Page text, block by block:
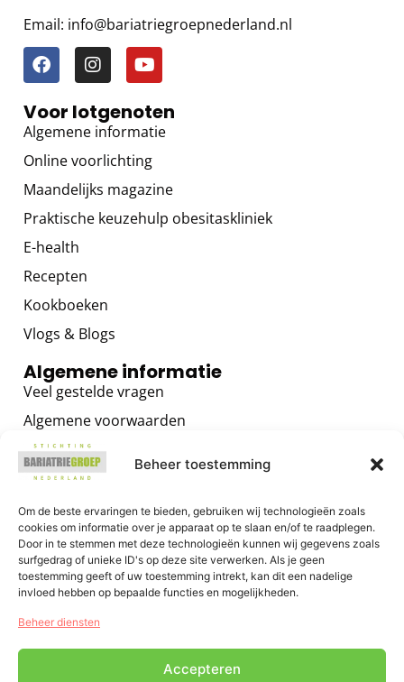
Beheer toestemming
Om de beste ervaringen te bieden, gebruiken wij technologieën zoals
cookies om informatie over je apparaat op te slaan en/of te raadplegen.
Door in te stemmen met deze technologieën kunnen wij gegevens zoals
surfgedrag of unieke ID's op deze site verwerken. Als je geen
toestemming geeft of uw toestemming intrekt, kan dit een nadelige
invloed hebben op bepaalde functies en mogelijkheden.
Beheer diensten
Accepteren
Email: info@bariatriegroepnederland.nl
Voor lotgenoten
Algemene informatie
Online voorlichting
Maandelijks magazine
Praktische keuzehulp obesitaskliniek
E-health
Recepten
Kookboeken
Vlogs & Blogs
Algemene informatie
Veel gestelde vragen
Algemene voorwaarden
Privacybeleid
Contact
Voor zorgverleners
Algemene informatie
Training voor zorgverleners
Het GRIP OP JE GEWICHT Programma
E-health voor zorgverleners